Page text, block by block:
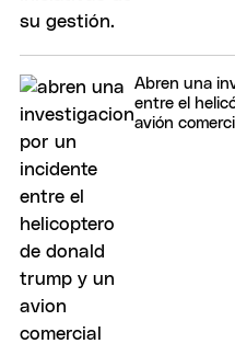
Abren una
entre el
avión